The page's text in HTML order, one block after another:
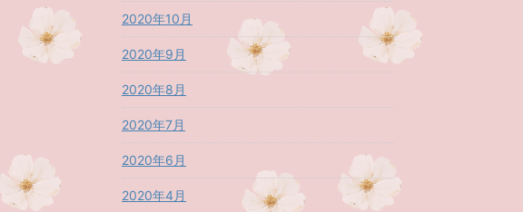
2020年10月
2020年9月
2020年8月
2020年7月
2020年6月
2020年4月